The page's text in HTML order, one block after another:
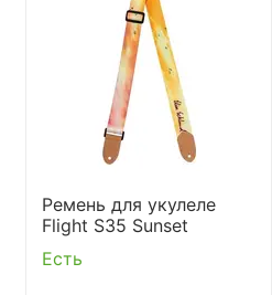
Ремень для укулеле
Flight S35 Sunset
Есть